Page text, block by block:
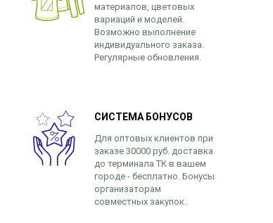
материалов, цветовых
вариаций и моделей.
Возможно выполнение
индивидуального заказа.
Регулярные обновления.
СИСТЕМА БОНУСОВ
Для оптовых клиентов при
заказе 30000 руб. доставка
до терминала ТК в вашем
городе - бесплатно. Бонусы
организаторам
совместных закупок.